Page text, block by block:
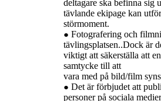
deltagare ska befinna sig
tävlande ekipage kan
störmoment.
Fotografering och
tävlingsplatsen..Dock är
viktigt att säkerställa att
samtycke till att
vara med på bild/film
Det är förbjudet att
personer på sociala